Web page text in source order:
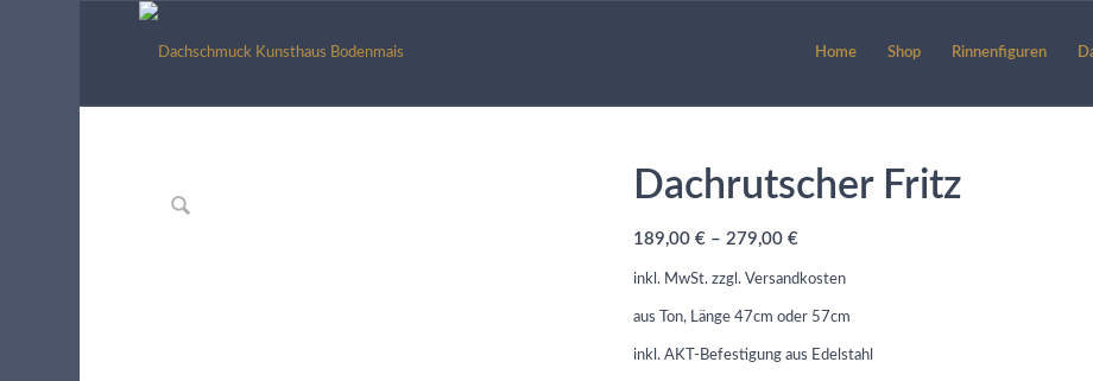
Home Shop Rinnenfiguren
Dachrutscher Fritz
189,00€ –279,00€
inkl. MwSt. zzgl.Versandkosten
aus Ton, Länge 47cm oder 57cm
inkl. AKT-Befestigung aus Edelstahl